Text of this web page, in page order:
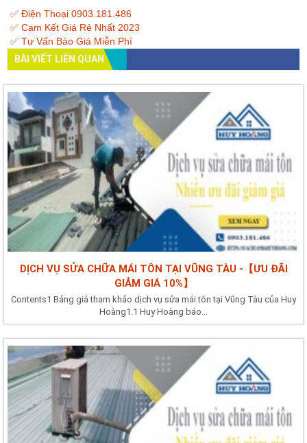
✅ Điện Thoại 0903.181.486
✅ Cam Kết Giá Rẻ Nhất 2023
✅ Tư Vấn Báo Giá Miễn Phí
BÀI VIẾT LIÊN QUAN
DỊCH VỤ SỬA CHỮA MÁI TÔN TẠI VŨNG TÀU -【ƯU ĐÃI
GIẢM GIÁ 10%】
Contents1 Bảng giá tham khảo dịch vụ sửa mái tôn tại Vũng Tàu của Huy
Hoàng1.1 Huy Hoàng báo...